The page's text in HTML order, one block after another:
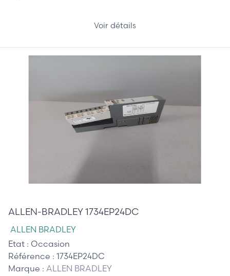
Voir détails
ALLEN-BRADLEY 1734EP24DC
ALLEN BRADLEY
Etat : Occasion
Référence : 1734EP24DC
Marque : ALLEN BRADLEY